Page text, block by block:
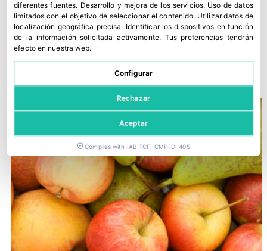
El sector europeo de manzana y pera rechaza el enfoque del
diferentes fuentes. Desarrollo y mejora de los servicios. Uso de datos
limitados con el objetivo de seleccionar el contenido. Utilizar datos de
localización geográfica precisa. Identificar los dispositivos en función
de la información solicitada activamente. Tus preferencias tendrán
efecto en nuestra web.
Configurar
Rechazar
Aceptar
Complies with IAB TCF, CMP ID: 405